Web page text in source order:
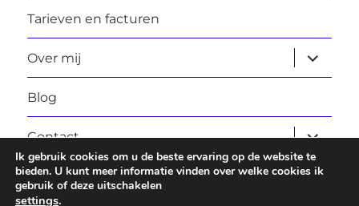
Tarieven en facturen
Over mij
Blog
Contact
Laura Daggers Privacybeleid
Ik gebruik cookies om u de beste ervaring op de website te
bieden. U kunt meer informatie vinden over welke cookies ik
gebruik of deze uitschakelen
settings.